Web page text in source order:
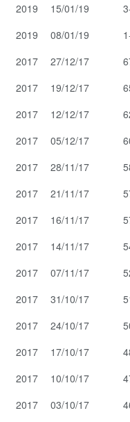
2019
15/01/19
2019
08/01/19
2017
27/12/17
2017
19/12/17
2017
12/12/17
2017
05/12/17
2017
28/11/17
2017
21/11/17
2017
16/11/17
2017
14/11/17
2017
07/11/17
2017
31/10/17
2017
24/10/17
2017
17/10/17
2017
10/10/17
2017
03/10/17